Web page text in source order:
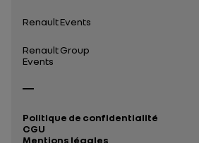
Renault Events
Renault Group
Events
Politique de confidentialité
CGU
Mentions légales